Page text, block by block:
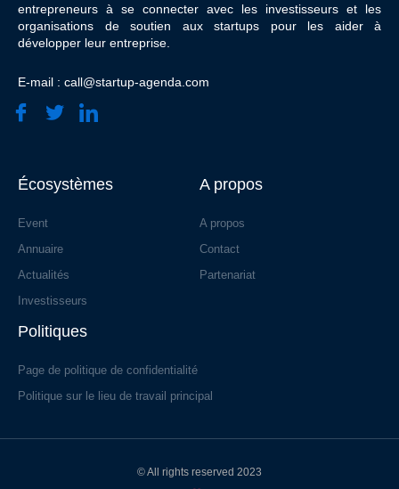
entrepreneurs à se connecter avec les investisseurs et les
organisations de soutien aux startups pour les aider à
développer leur entreprise.
E-mail : call@startup-agenda.com
Écosystèmes
Event
Annuaire
Actualités
Investisseurs
A propos
A propos
Contact
Partenariat
Politiques
Page de politique de confidentialité
Politique sur le lieu de travail principal
© All rights reserved 2023